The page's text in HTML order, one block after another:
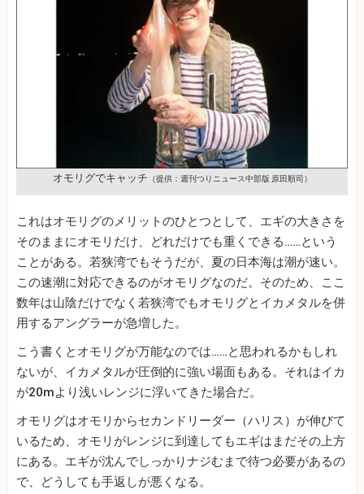
オモリグでキャッチ （提供：週刊つりニュース中部版 原田順司）
これはオモリグのメリットのひとつとして、エギの大きさを
そのままにオモリだけ、どれだけでも重くできる……という
ことがある。若狭湾でもそうだが、夏の日本海は潮が速い。
この速潮に対応できるのがオモリグなのだ。そのため、ここ
数年は山陰だけでなく若狭湾でもオモリグとイカメタルを併
用するアングラーが急増した。
こう書くとオモリグが万能なのでは……と思われるかもしれ
ないが、イカメタルが圧倒的に強い場面もある。それはイカ
が20mより浅いレンジに浮いてきた場合だ。
オモリグはオモリからセカンドリーダー（ハリス）が伸びて
いるため、オモリがレンジに到達してもエギはまだその上方
にある。エギが沈んでしっかりナジむまで待つ必要があるの
で、どうしても手返しが悪くなる。